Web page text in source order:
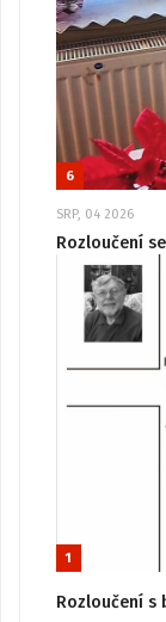
6
SRP, 04 2026
Rozloučení
1
Rozloučení s